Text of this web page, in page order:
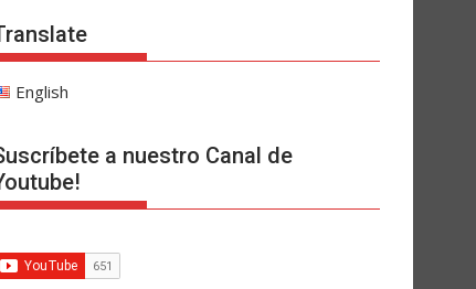
English
a nuestro Canal de